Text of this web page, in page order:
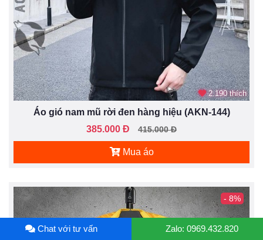
2.190 thích
Áo gió nam mũ rời đen hàng hiệu (AKN-144)
385.000 Đ
415.000 Đ
Mua áo
- 8%
Chat với tư vấn Zalo: 0969.432.820